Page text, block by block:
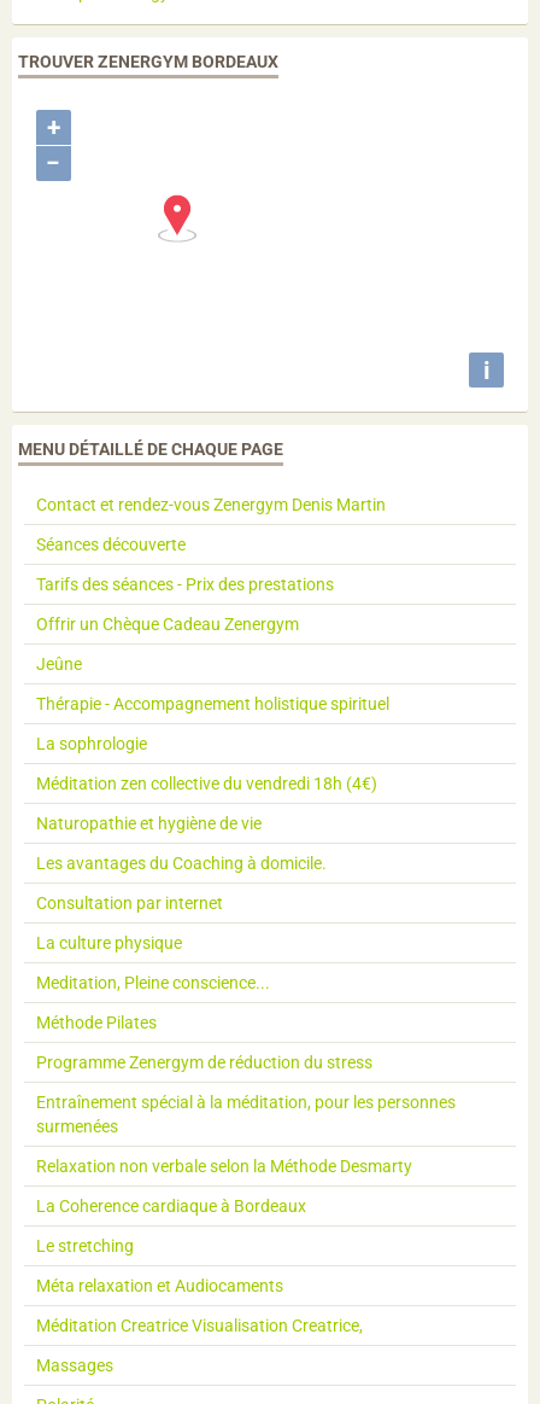
TROUVER ZENERGYM BORDEAUX
+
−
i
MENU DÉTAILLÉ DE CHAQUE PAGE
Contact et rendez-vous Zenergym Denis Martin
Séances découverte
Tarifs des séances - Prix des prestations
Offrir un Chèque Cadeau Zenergym
Jeûne
Thérapie - Accompagnement holistique spirituel
La sophrologie
Méditation zen collective du vendredi 18h (4€)
Naturopathie et hygiène de vie
Les avantages du Coaching à domicile.
Consultation par internet
La culture physique
Meditation, Pleine conscience...
Méthode Pilates
Programme Zenergym de réduction du stress
Entraînement spécial à la méditation, pour les personnes
surmenées
Relaxation non verbale selon la Méthode Desmarty
La Coherence cardiaque à Bordeaux
Le stretching
Méta relaxation et Audiocaments
Méditation Creatrice Visualisation Creatrice,
Massages